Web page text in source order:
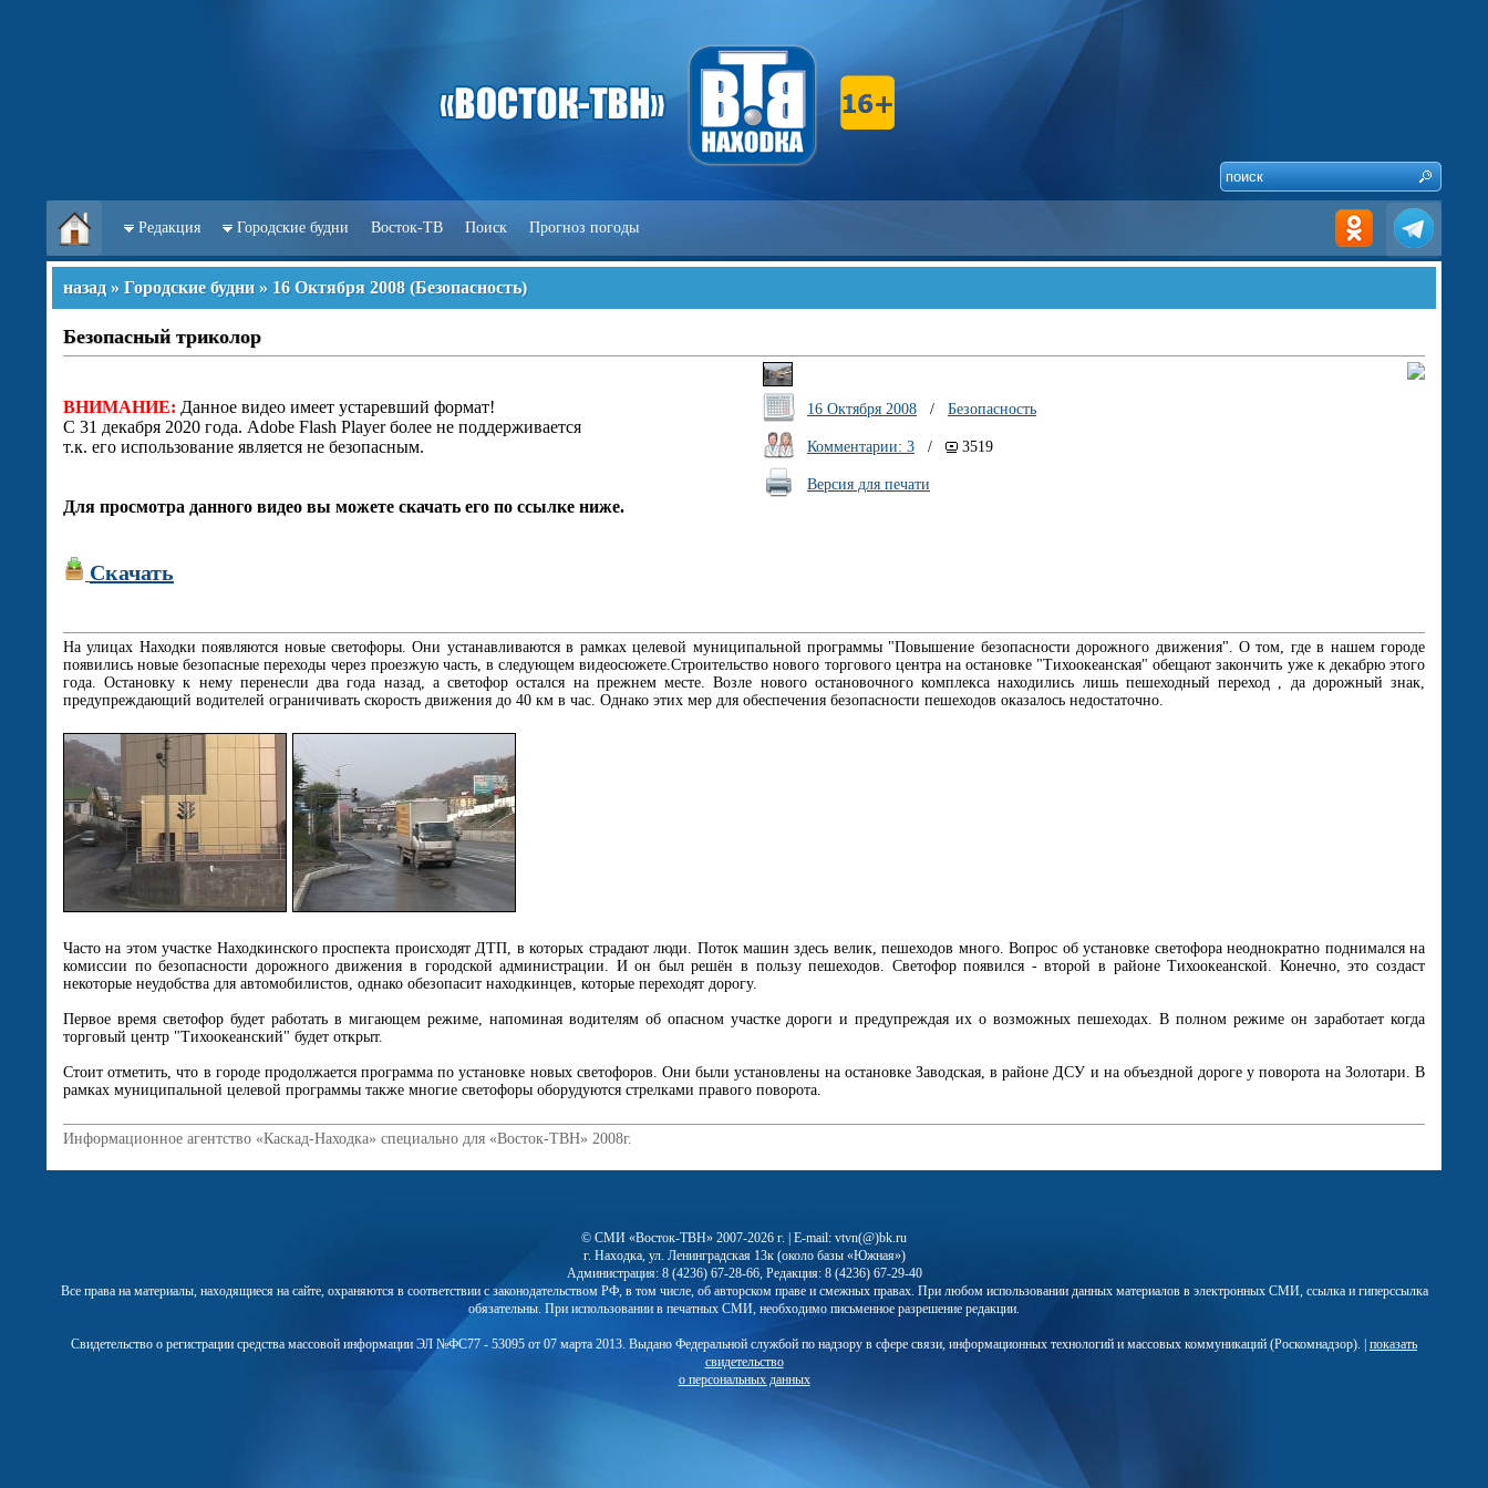
Редакция Городские будни Восток-ТВ Поиск Прогноз погоды
назад » Городские будни » 16 Октября 2008 (Безопасность)
Безопасный триколор
ВНИМАНИЕ: Данное видео имеет устаревший формат!
С 31 декабря 2020 года. Adobe Flash Player более не поддерживается
т.к. его использование является не безопасным.
Для просмотра данного видео вы можете скачать его по ссылке ниже.
Скачать
16 Октября 2008 / Безопасность
Комментарии: 3 / 3519
Версия для печати
На улицах Находки появляются новые светофоры. Они устанавливаются в рамках целевой муниципальной программы "Повышение безопасности дорожного движения". О том, где в нашем городе
появились новые безопасные переходы через проезжую часть, в следующем видеосюжете.Строительство нового торгового центра на остановке "Тихоокеанская" обещают закончить уже к декабрю этого
года. Остановку к нему перенесли два года назад, а светофор остался на прежнем месте. Возле нового остановочного комплекса находились лишь пешеходный переход , да дорожный знак,
предупреждающий водителей ограничивать скорость движения до 40 км в час. Однако этих мер для обеспечения безопасности пешеходов оказалось недостаточно.
Часто на этом участке Находкинского проспекта происходят ДТП, в которых страдают люди. Поток машин здесь велик, пешеходов много. Вопрос об установке светофора неоднократно поднимался на
комиссии по безопасности дорожного движения в городской администрации. И он был решён в пользу пешеходов. Светофор появился - второй в районе Тихоокеанской. Конечно, это создаст
некоторые неудобства для автомобилистов, однако обезопасит находкинцев, которые переходят дорогу.
Первое время светофор будет работать в мигающем режиме, напоминая водителям об опасном участке дороги и предупреждая их о возможных пешеходах. В полном режиме он заработает когда
торговый центр "Тихоокеанский" будет открыт.
Стоит отметить, что в городе продолжается программа по установке новых светофоров. Они были установлены на остановке Заводская, в районе ДСУ и на объездной дороге у поворота на Золотари. В
рамках муниципальной целевой программы также многие светофоры оборудуются стрелками правого поворота.
Информационное агентство «Каскад-Находка» специально для «Восток-ТВН» 2008г.
© СМИ «Восток-ТВН» 2007-2026 г. | E-mail: vtvn(@)bk.ru
г. Находка, ул. Ленинградская 13к (около базы «Южная»)
Администрация: 8 (4236) 67-28-66, Редакция: 8 (4236) 67-29-40
Все права на материалы, находящиеся на сайте, охраняются в соответствии с законодательством РФ, в том числе, об авторском праве и смежных правах. При любом использовании данных материалов в электронных СМИ, ссылка и гиперссылка
обязательны. При использовании в печатных СМИ, необходимо письменное разрешение редакции.
Свидетельство о регистрации средства массовой информации ЭЛ №ФС77 - 53095 от 07 марта 2013. Выдано Федеральной службой по надзору в сфере связи, информационных технологий и массовых коммуникаций (Роскомнадзор). | показать
свидетельство
о персональных данных